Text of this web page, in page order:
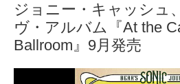
ジョニー・キャッシュ
ヴ・アルバム『At the
Ballroom』9月発売